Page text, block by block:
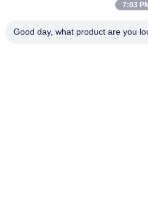
Pompes à engrenages en fonte
7:03
Good day, what product are you